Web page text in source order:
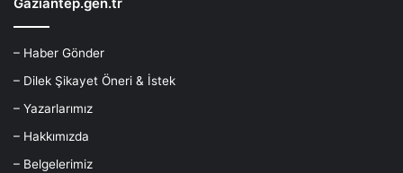
– Haber Gönder
– Dilek Şikayet Öneri & İstek
– Yazarlarımız
– Hakkımızda
– Belgelerimiz